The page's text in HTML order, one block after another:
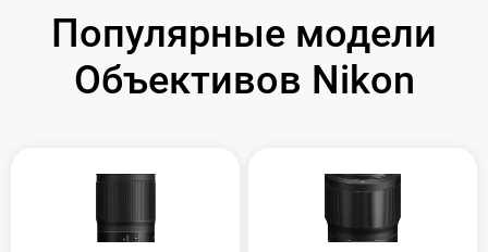
Популярные модели
Объективов Nikon